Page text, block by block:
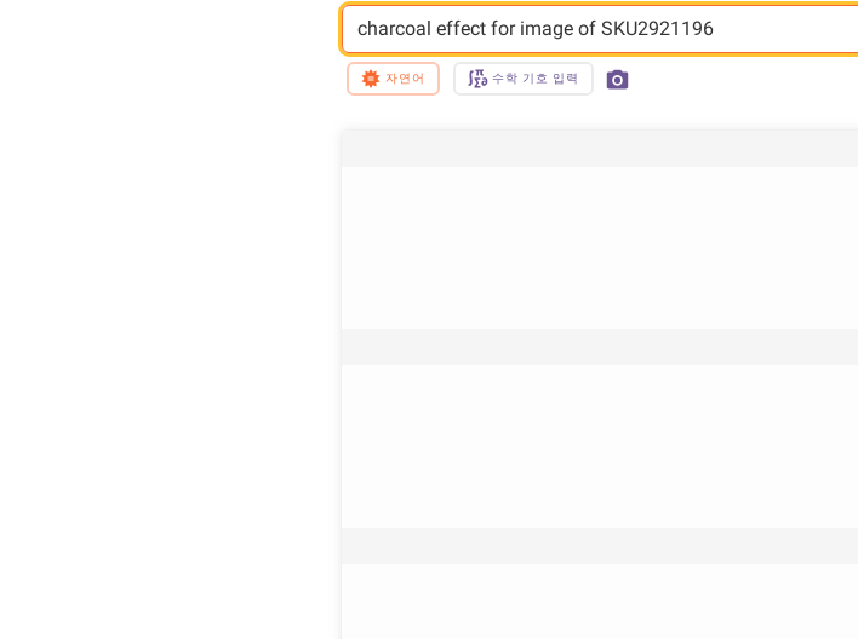
charcoal effect for image of SKU2921196
자연어 수학 기호 입력